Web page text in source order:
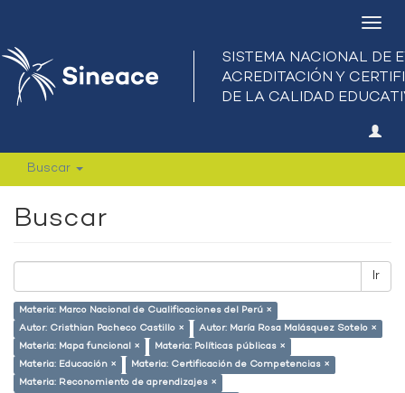
Buscar
Buscar
Ir
Materia: Marco Nacional de Cualificaciones del Perú ×
Autor: Cristhian Pacheco Castillo ×
Autor: María Rosa Malásquez Sotelo ×
Materia: Mapa funcional ×
Materia: Políticas públicas ×
Materia: Educación ×
Materia: Certificación de Competencias ×
Materia: Reconomiento de aprendizajes ×